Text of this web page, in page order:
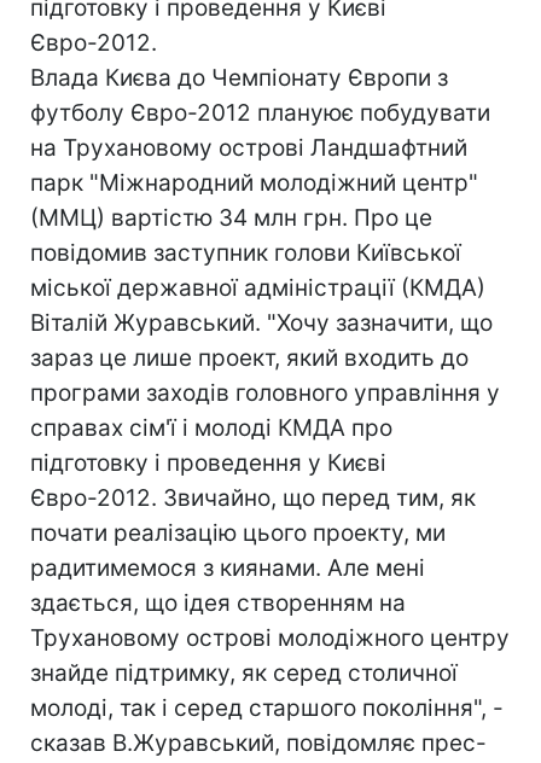
підготовку і проведення у Києві
Євро-2012.
Влада Києва до Чемпіонату Європи з
футболу Євро-2012 плануює побудувати
на Трухановому острові Ландшафтний
парк "Міжнародний молодіжний центр"
(ММЦ) вартістю 34 млн грн. Про це
повідомив заступник голови Київської
міської державної адміністрації (КМДА)
Віталій Журавський. "Хочу зазначити, що
зараз це лише проект, який входить до
програми заходів головного управління у
справах сім'ї і молоді КМДА про
підготовку і проведення у Києві
Євро-2012. Звичайно, що перед тим, як
почати реалізацію цього проекту, ми
радитимемося з киянами. Але мені
здається, що ідея створенням на
Трухановому острові молодіжного центру
знайде підтримку, як серед столичної
молоді, так і серед старшого покоління", -
сказав В.Журавський, повідомляє прес-